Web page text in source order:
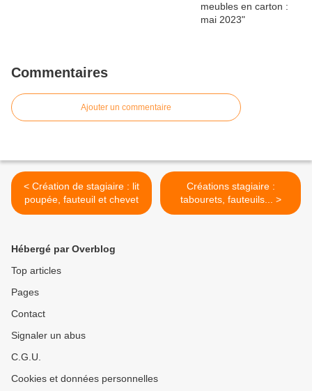
Commentaires
Ajouter un commentaire
< Création de stagiaire : lit
poupée, fauteuil et chevet
Créations stagiaire :
tabourets, fauteuils... >
Hébergé par Overblog
Top articles
Pages
Contact
Signaler un abus
C.G.U.
Cookies et données personnelles